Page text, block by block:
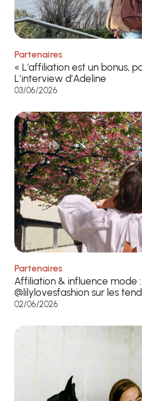
Partenaires
« L’affiliation est un bonus,
L’interview d’Adeline
03/06/2026
Partenaires
Affiliation & influence mode
@lilylovesfashion sur les
02/06/2026